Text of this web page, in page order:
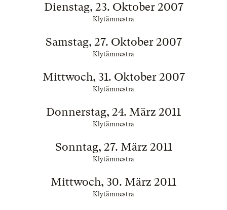
Dienstag, 23. Oktober 2007
Klytämnestra
Samstag, 27. Oktober 2007
Klytämnestra
Mittwoch, 31. Oktober 2007
Klytämnestra
Donnerstag, 24. März 2011
Klytämnestra
Sonntag, 27. März 2011
Klytämnestra
Mittwoch, 30. März 2011
Klytämnestra